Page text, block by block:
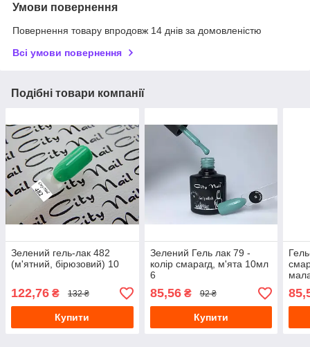
Умови повернення
Повернення товару впродовж 14 днів за домовленістю
Всі умови повернення
Подібні товари компанії
Зелений гель-лак 482
(м'ятний, бірюзовий) 10
122,76 ₴ 132 ₴
Купити
Зелений Гель лак 79 -
колір смарагд, м'ята 10мл
6
85,56₴ 92 ₴
Купити